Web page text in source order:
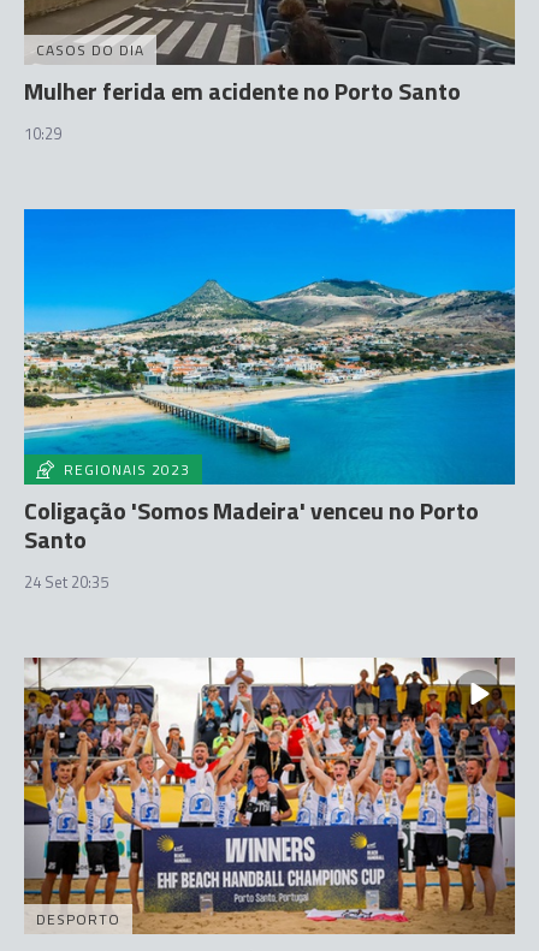
CASOS DO DIA
Mulher ferida em acidente no Porto Santo
10:29
REGIONAIS 2023
Coligação 'Somos Madeira' venceu no Porto
Santo
24 Set 20:35
DESPORTO